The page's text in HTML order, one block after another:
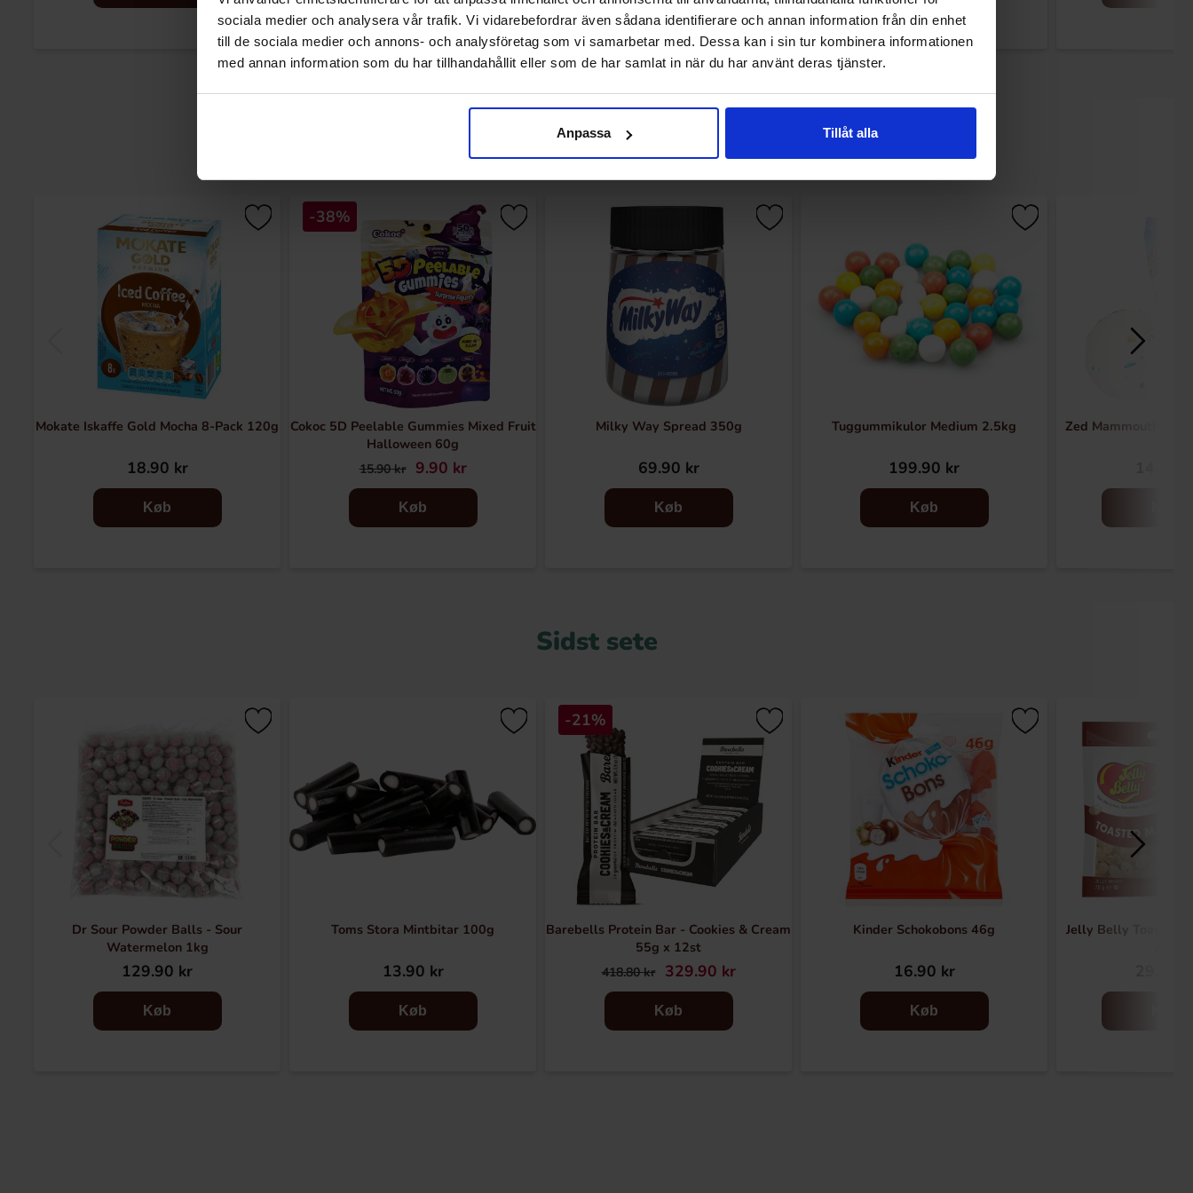
sociala medier och analysera vår trafik. Vi vidarebefordrar även sådana identifierare och annan information från din enhet
till de sociala medier och annons- och analysföretag som vi samarbetar med. Dessa kan i sin tur kombinera informationen
med annan information som du har tillhandahållit eller som de har samlat in när du har använt deras tjänster.
Anpassa Tillåt alla
Andre kunne lide
Mokate Iskaffe Gold Mocha 8-Pack 120g
18.90 kr
Køb
-38%
Cokoc 5D Peelable Gummies Mixed Fruit
Halloween 60g
15.90 kr 9.90 kr
Køb
Milky Way Spread 350g
69.90 kr
Køb
Tuggummikulor Medium 2.5kg
199.90 kr
Køb
Zed Mammouth
Sidst sete
Dr Sour Powder Balls - Sour
Watermelon 1kg
129.90 kr
Køb
Toms Stora Mintbitar 100g
13.90 kr
Køb
-21%
Barebells Protein Bar - Cookies & Cream
55g x 12st
418.80 kr 329.90 kr
Køb
Kinder Schokobons 46g
16.90 kr
Køb
Jelly Belly Toasted